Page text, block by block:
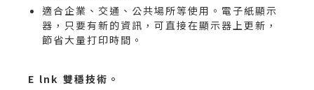
適合企業、交通、公共場所等使用。電子紙顯示
器，只要有新的資訊，可直接在顯示器上更新，
節省大量打印時間。
E lnk 雙穩技術。